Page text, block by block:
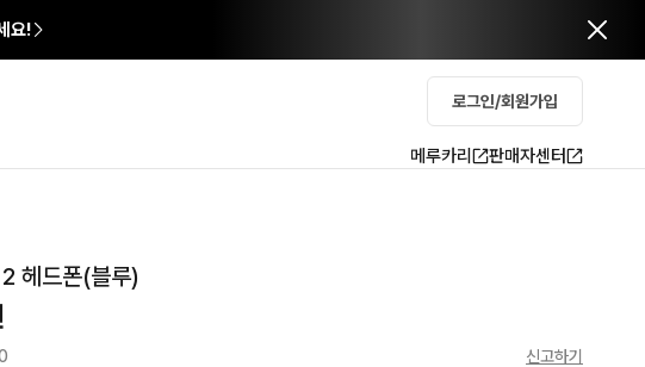
요!
로그인/회원가입
메루카리 판매자센터
헤드폰(블루)
신고하기